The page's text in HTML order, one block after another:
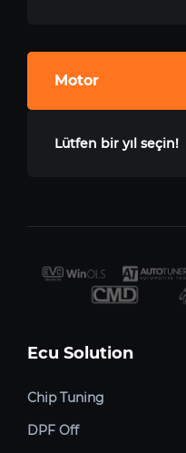
Motor
Lütfen bir yıl seçin!
Ecu Solution
Chip Tuning
DPF Off